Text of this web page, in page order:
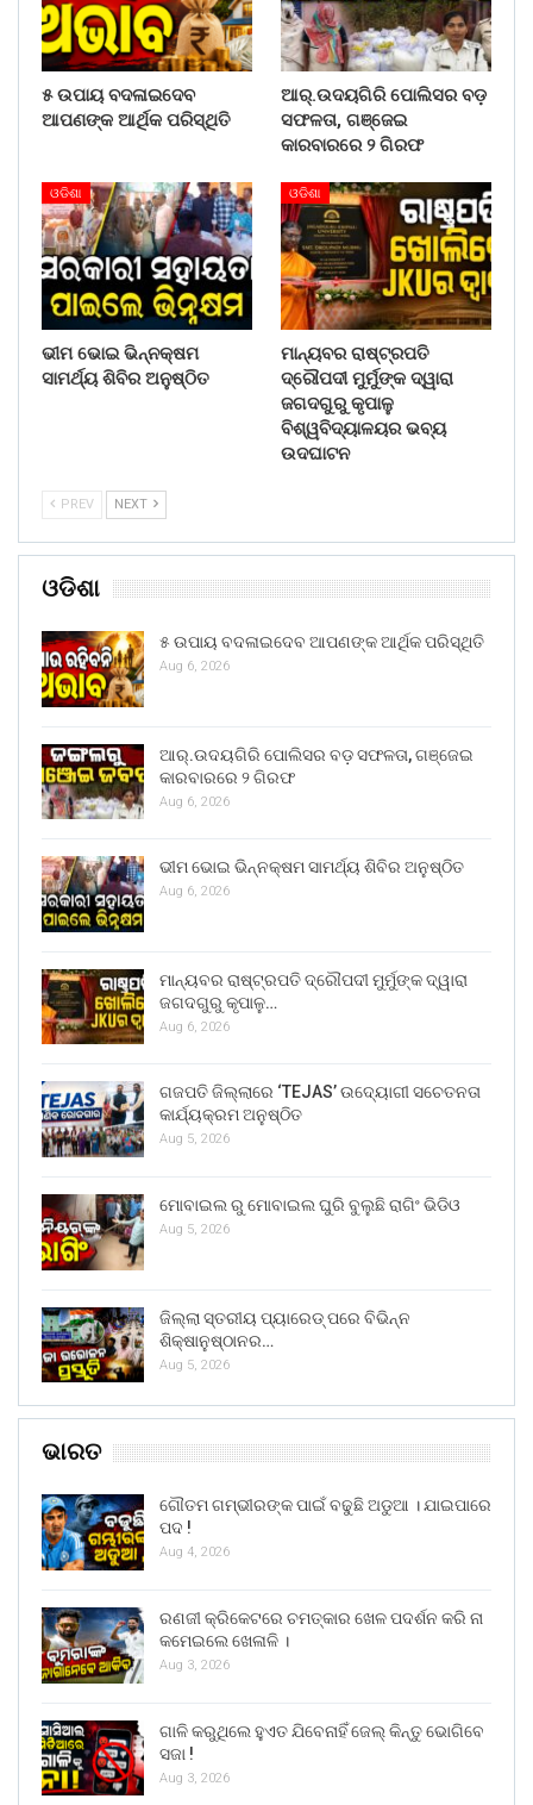
୫ ଉପାୟ ବଦଳାଇଦେବ
ଆପଣଙ୍କ ଆର୍ଥିକ ପରିସ୍ଥିତି
ଆର୍.ଉଦୟଗିରି ପୋଲିସର ବଡ଼
ସଫଳତା, ଗଞ୍ଜେଇ
କାରବାରରେ ୨ ଗିରଫ
ଓଡିଶା
ଭୀମ ଭୋଇ ଭିନ୍ନକ୍ଷମ
ସାମର୍ଥ୍ୟ ଶିବିର ଅନୁଷ୍ଠିତ
ଓଡିଶା
ମାନ୍ୟବର ରାଷ୍ଟ୍ରପତି
ଦ୍ରୌପଦୀ ମୁର୍ମୁଙ୍କ ଦ୍ୱାରା
ଜଗଦଗୁରୁ କୃପାଳୁ
ବିଶ୍ୱବିଦ୍ୟାଳୟର ଭବ୍ୟ
ଉଦଘାଟନ
PREV NEXT
ଓଡିଶା
୫ ଉପାୟ ବଦଳାଇଦେବ ଆପଣଙ୍କ ଆର୍ଥିକ ପରିସ୍ଥିତି
Aug 6, 2026
ଆର୍.ଉଦୟଗିରି ପୋଲିସର ବଡ଼ ସଫଳତା, ଗଞ୍ଜେଇ
କାରବାରରେ ୨ ଗିରଫ
Aug 6, 2026
ଭୀମ ଭୋଇ ଭିନ୍ନକ୍ଷମ ସାମର୍ଥ୍ୟ ଶିବିର ଅନୁଷ୍ଠିତ
Aug 6, 2026
ମାନ୍ୟବର ରାଷ୍ଟ୍ରପତି ଦ୍ରୌପଦୀ ମୁର୍ମୁଙ୍କ ଦ୍ୱାରା
ଜଗଦଗୁରୁ କୃପାଳୁ…
Aug 6, 2026
ଗଜପତି ଜିଲ୍ଲାରେ ‘TEJAS’ ଉଦ୍ୟୋଗୀ ସଚେତନତା
କାର୍ଯ୍ୟକ୍ରମ ଅନୁଷ୍ଠିତ
Aug 5, 2026
ମୋବାଇଲ ରୁ ମୋବାଇଲ ଘୁରି ବୁଲୁଛି ରାଗିଂ ଭିଡିଓ
Aug 5, 2026
ଜିଲ୍ଲା ସ୍ତରୀୟ ପ୍ୟାରେଡ୍ ପରେ ବିଭିନ୍ନ
ଶିକ୍ଷାନୁଷ୍ଠାନର…
Aug 5, 2026
ଭାରତ
ଗୌତମ ଗମ୍ଭୀରଙ୍କ ପାଇଁ ବଢୁଛି ଅଡୁଆ । ଯାଇପାରେ
ପଦ !
Aug 4, 2026
ରଣଜୀ କ୍ରିକେଟରେ ଚମତ୍କାର ଖେଳ ପଦର୍ଶନ କରି ନା
କମେଇଲେ ଖେଳାଳି ।
Aug 3, 2026
ଗାଳି କରୁଥିଲେ ହୁଏତ ଯିବେନାହିଁ ଜେଲ୍ କିନ୍ତୁ ଭୋଗିବେ
ସଜା !
Aug 3, 2026